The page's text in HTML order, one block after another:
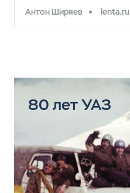
Антон Ширяев lenta.ru
80 лет УАЗ